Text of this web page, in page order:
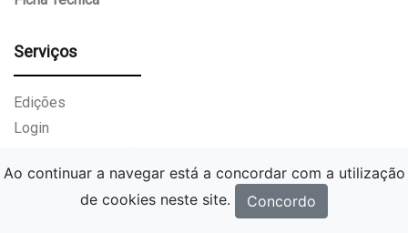
Serviços
Edições
Login
Ao continuar a navegar está a concordar com a utilização
de cookies neste site.
Concordo